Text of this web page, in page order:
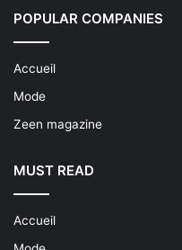
POPULAR COMPANIES
Accueil
Mode
Zeen magazine
MUST READ
Accueil